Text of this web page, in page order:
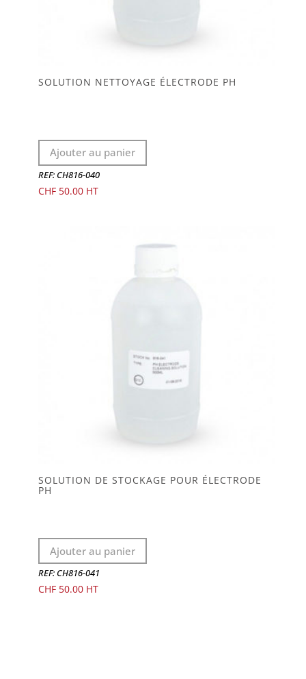
SOLUTION NETTOYAGE ÉLECTRODE PH
Ajouter au panier
REF: CH816-040
CHF50.00
SOLUTION DE STOCKAGE POUR ÉLECTRODE
PH
Ajouter au panier
REF: CH816-041
CHF50.00